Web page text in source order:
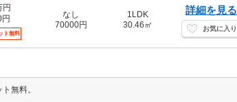
円
ト無料
なし
70000円
1LDK
30.46㎡
詳細を見る
お気に入り
無料。